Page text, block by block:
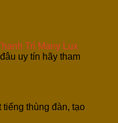
Trì Many Lux
uy tín hãy tham
thùng đàn, tạo